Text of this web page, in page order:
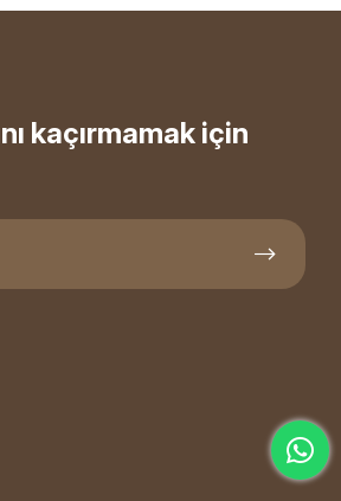
kaçırmamak için